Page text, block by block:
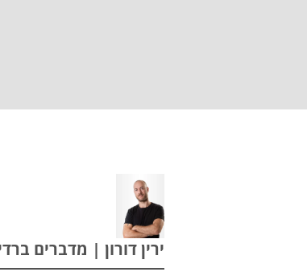
ירין דורון | מדברים ברדיו |